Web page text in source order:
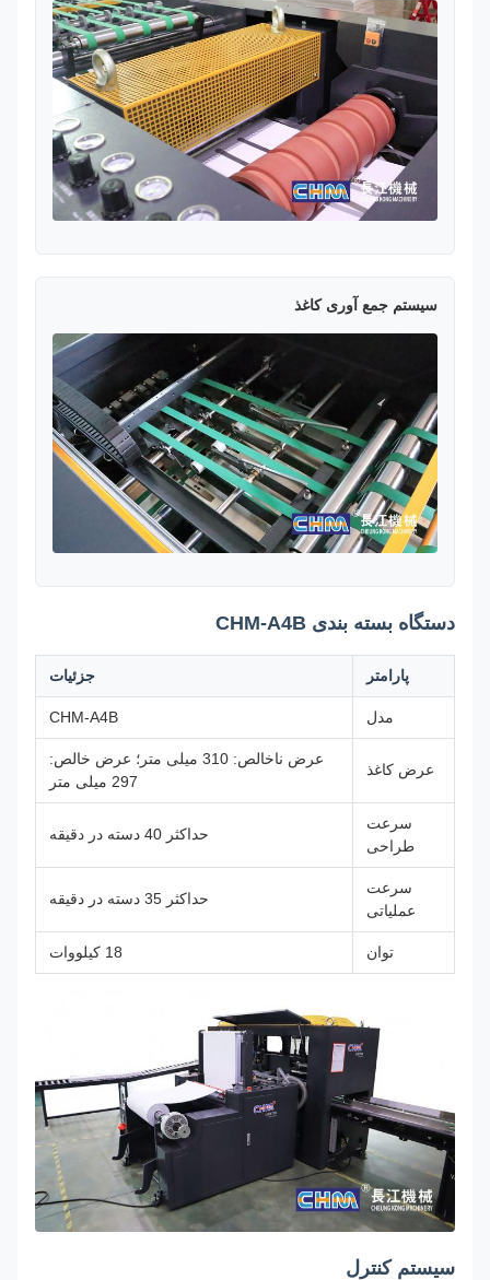
سیستم جمع آوری کاغذ
دستگاه بسته بندی CHM-A4B
پارامتر جزئیات
CHM-A4B
عرض کاغذ
عرض ناخالص: 310 میلی متر؛ عرض خالص:
سرعت
طراحی
حداکثر 40 دسته در دقیقه
سرعت
عملیاتی
حداکثر 35 دسته در دقیقه
سیستم کنترل